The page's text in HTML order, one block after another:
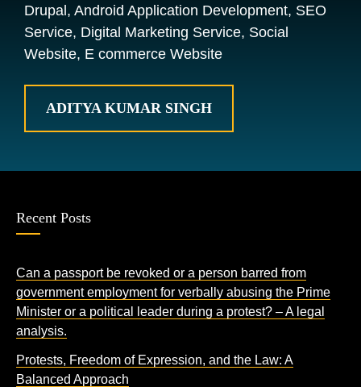
Drupal, Android Application Development, SEO
Service, Digital Marketing Service, Social
Website, E commerce Website
ADITYA KUMAR SINGH
Recent Posts
Can a passport be revoked or a person barred from
government employment for verbally abusing the Prime
Minister or a political leader during a protest? – A legal
analysis.
Protests, Freedom of Expression, and the Law: A
Balanced Approach